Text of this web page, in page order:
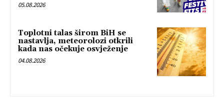
05.08.2026
Toplotni talas širom BiH se
nastavlja, meteorolozi otkrili
kada nas očekuje osvježenje
04.08.2026